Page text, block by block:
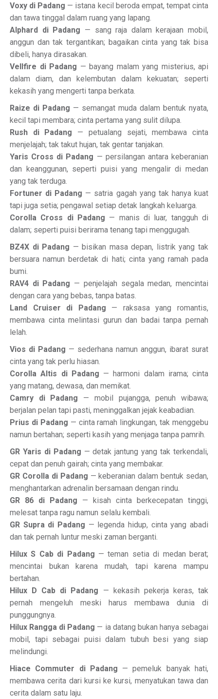
Voxy di Padang — istana kecil beroda empat, tempat cinta
dan tawa tinggal dalam ruang yang lapang.
Alphard di Padang — sang raja dalam kerajaan mobil,
anggun dan tak tergantikan; bagaikan cinta yang tak bisa
dibeli, hanya dirasakan.
Vellfire di Padang — bayang malam yang misterius, api
dalam diam, dan kelembutan dalam kekuatan; seperti
kekasih yang mengerti tanpa berkata.
Raize di Padang — semangat muda dalam bentuk nyata,
kecil tapi membara; cinta pertama yang sulit dilupa.
Rush di Padang — petualang sejati, membawa cinta
menjelajah; tak takut hujan, tak gentar tanjakan.
Yaris Cross di Padang — persilangan antara keberanian
dan keanggunan, seperti puisi yang mengalir di medan
yang tak terduga.
Fortuner di Padang — satria gagah yang tak hanya kuat
tapi juga setia; pengawal setiap detak langkah keluarga.
Corolla Cross di Padang — manis di luar, tangguh di
dalam; seperti puisi berirama tenang tapi menggugah.
BZ4X di Padang — bisikan masa depan, listrik yang tak
bersuara namun berdetak di hati; cinta yang ramah pada
bumi.
RAV4 di Padang — penjelajah segala medan, mencintai
dengan cara yang bebas, tanpa batas.
Land Cruiser di Padang — raksasa yang romantis,
membawa cinta melintasi gurun dan badai tanpa pernah
lelah.
Vios di Padang — sederhana namun anggun, ibarat surat
cinta yang tak perlu hiasan.
Corolla Altis di Padang — harmoni dalam irama; cinta
yang matang, dewasa, dan memikat.
Camry di Padang — mobil pujangga, penuh wibawa;
berjalan pelan tapi pasti, meninggalkan jejak keabadian.
Prius di Padang — cinta ramah lingkungan, tak menggebu
namun bertahan; seperti kasih yang menjaga tanpa pamrih.
GR Yaris di Padang — detak jantung yang tak terkendali,
cepat dan penuh gairah; cinta yang membakar.
GR Corolla di Padang — keberanian dalam bentuk sedan,
menghantarkan adrenalin bersamaan dengan rindu.
GR 86 di Padang — kisah cinta berkecepatan tinggi,
melesat tanpa ragu namun selalu kembali.
GR Supra di Padang — legenda hidup, cinta yang abadi
dan tak pernah luntur meski zaman berganti.
Hilux S Cab di Padang — teman setia di medan berat;
mencintai bukan karena mudah, tapi karena mampu
bertahan.
Hilux D Cab di Padang — kekasih pekerja keras, tak
pernah mengeluh meski harus membawa dunia di
punggungnya.
Hilux Rangga di Padang — ia datang bukan hanya sebagai
mobil, tapi sebagai puisi dalam tubuh besi yang siap
melindungi.
Hiace Commuter di Padang — pemeluk banyak hati,
membawa cerita dari kursi ke kursi, menyatukan tawa dan
cerita dalam satu laju.